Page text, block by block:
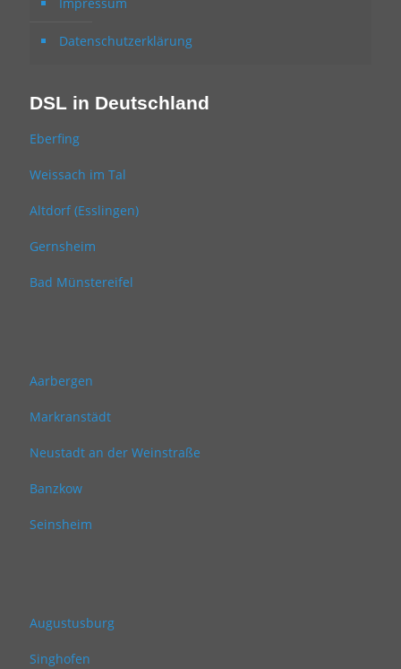
Datenschutzerklärung
DSL in Deutschland
Eberfing
Weissach im Tal
Altdorf (Esslingen)
Gernsheim
Bad Münstereifel
Aarbergen
Markranstädt
Neustadt an der Weinstraße
Banzkow
Seinsheim
Augustusburg
Singhofen